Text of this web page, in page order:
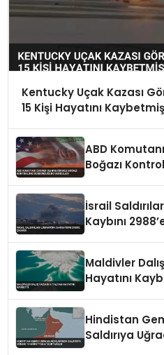
Kentucky Uçak Kazası
15 Kişi Hayatını
ABD
Boğazı
İsrail
Kaybını
Maldivler
Hayatını
Hindistan
Saldırıya